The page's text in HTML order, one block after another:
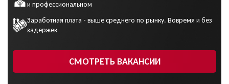
и профессиональном
Заработная плата - выше среднего по рынку. Вовремя и без
задержек
СМОТРЕТЬ ВАКАНСИИ